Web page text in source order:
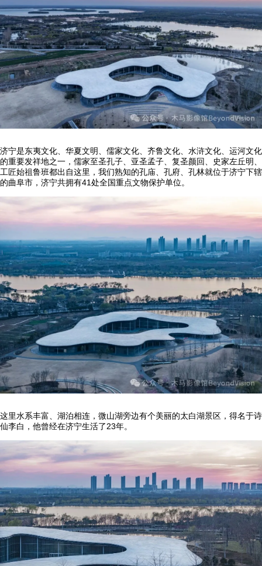
济宁是东夷文化、华夏文明、儒家文化、齐鲁文化、水浒文化、运河文化
的重要发祥地之一，儒家至圣孔子、亚圣孟子、复圣颜回、史家左丘明、
工匠始祖鲁班都出自这里，我们熟知的孔庙、孔府、孔林就位于济宁下辖
的曲阜市，济宁共拥有41处全国重点文物保护单位。
这里水系丰富、湖泊相连，微山湖旁边有个美丽的太白湖景区，得名于诗
仙李白，他曾经在济宁生活了23年。